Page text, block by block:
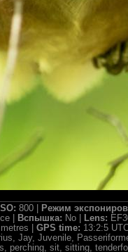
ISO: 800 | Режим
| Вспышка: No | Lens:
| GPS time: 13:2:5
Jay, Juvenile,
perching, sit, sitting,